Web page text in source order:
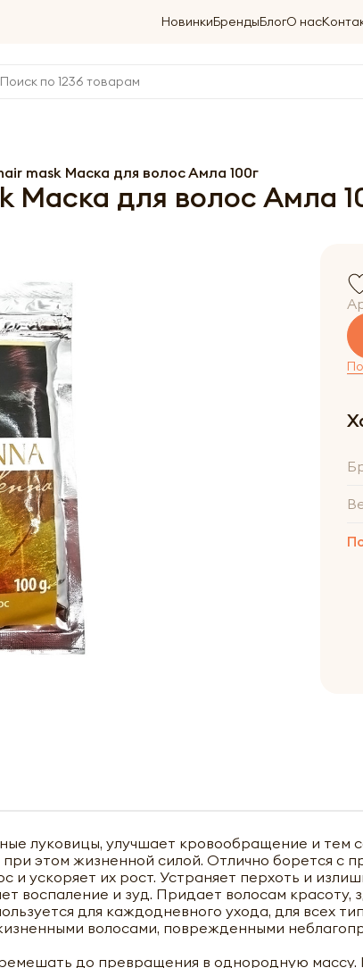
НовинкиБрендыБлогО нас
mask Маска для волос Амла 100г
Маска для волос Амла
луковицы, улучшает кровообращение и тем
при этом жизненной силой. Отлично борется с
ускоряет их рост. Устраняет перхоть и
воспаление и зуд. Придает волосам красоту,
для каждодневного ухода, для всех
волосами, поврежденными
до превращения в однородную массу.